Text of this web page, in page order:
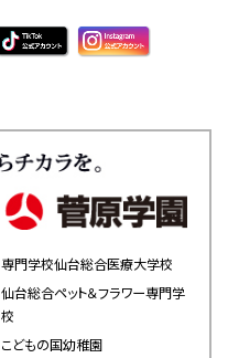
専門学校仙台総合医療大学校
仙台総合ペット＆フラワー専門学
校
こどもの国幼稚園